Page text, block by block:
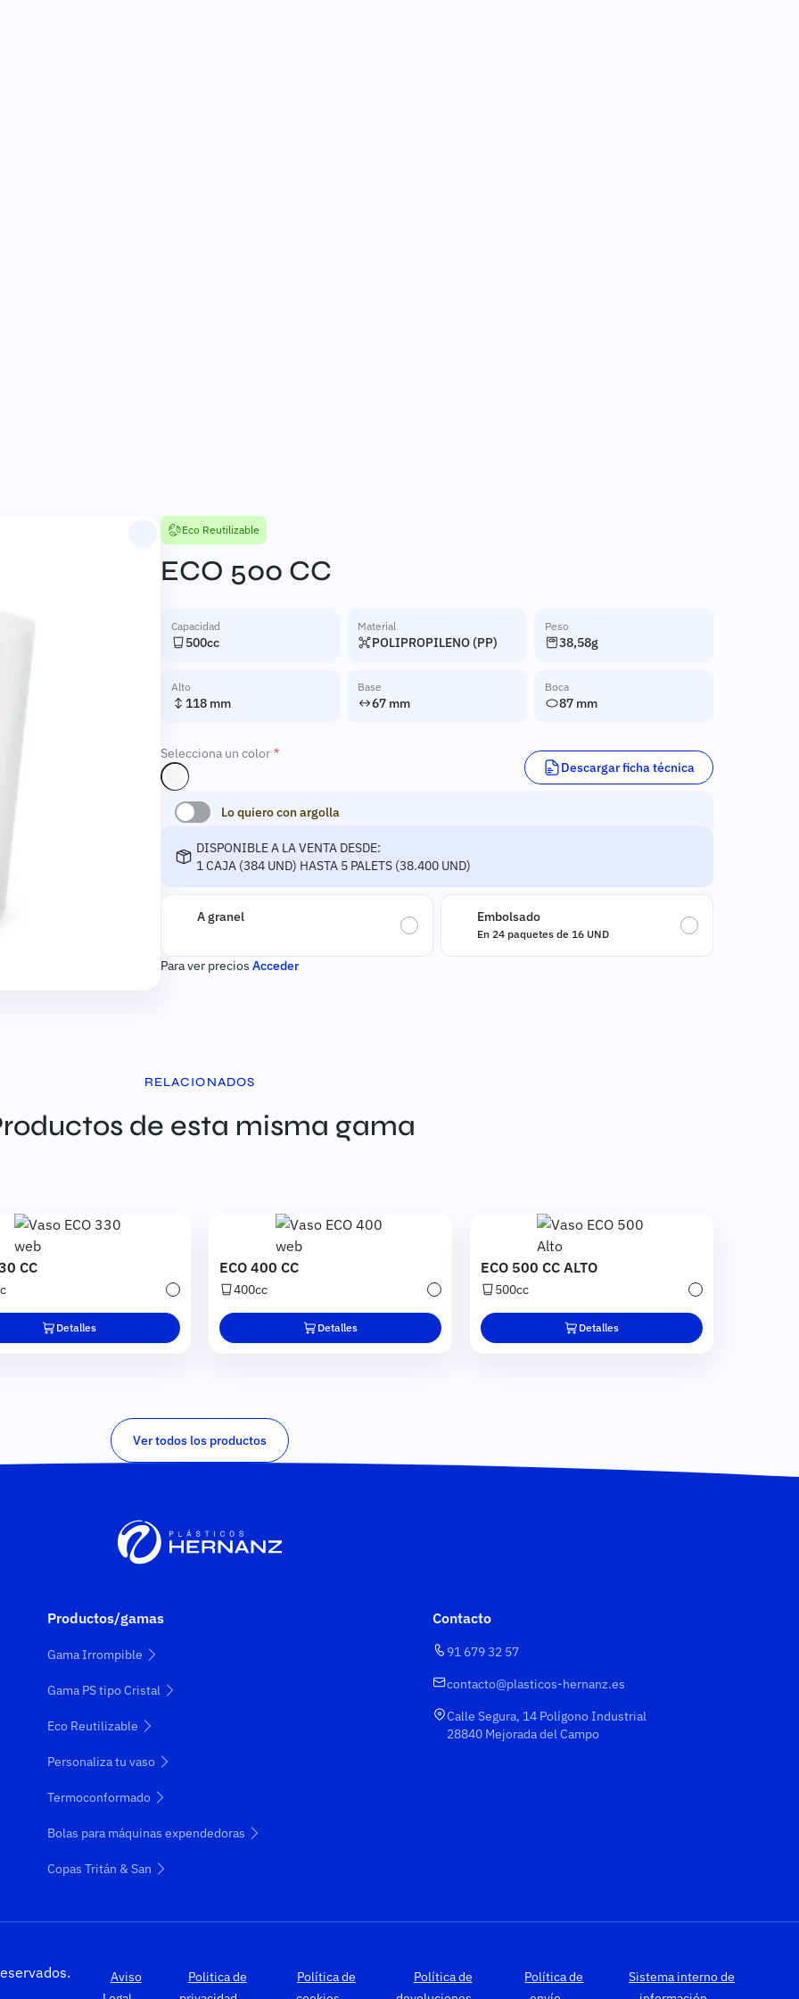
CompletaEco Reutilizable
ECO 500 CC
Capacidad
500cc
Material
POLIPROPILENO (PP)
Peso
38,58g
Alto
118 mm
Base
67 mm
Boca
87 mm
Selecciona un color
Descargar ficha técnica
Lo quiero con argolla
DISPONIBLE A LA VENTA DESDE:
1 CAJA (384 UND) HASTA 5 PALETS (38.400 UND)
A granel Embolsado
En 24 paquetes de 16 UND
Para ver precios Acceder
RELACIONADOS
de esta misma gama
Imagen
CC
Transparente
Detalles
Imagen
ECO 400 CC
400cc Transparente
Detalles
Imagen
ECO 500 CC ALTO
500cc Transparente
Detalles
Ver todos los productos
Productos/gamas
Gama Irrompible
Gama PS tipo Cristal
Eco Reutilizable
Personaliza tu vaso
Termoconformado
Bolas para máquinas expendedoras
Copas Tritán & San
Contacto
91 679 32 57
contacto@plasticos-hernanz.es
Calle Segura, 14 Polígono Industrial
28840 Mejorada del Campo
Aviso
Politica de
Política de
Política de
Política de
Sistema interno de